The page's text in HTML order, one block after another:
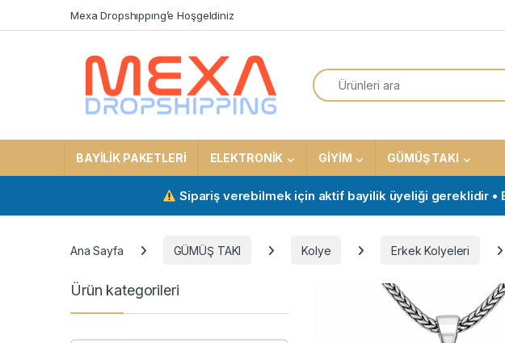
Mexa Dropshıppıng’e Hoşgeldiniz
Search for:
BAYİLİK PAKETLERİ ELEKTRONİK GİYİM GÜMÜŞ TAKI
Sipariş verebilmek için aktif bayilik üyeliği gereklidir •
Ana Sayfa GÜMÜŞ TAKI Kolye Erkek Kolyeleri
Ürün kategorileri